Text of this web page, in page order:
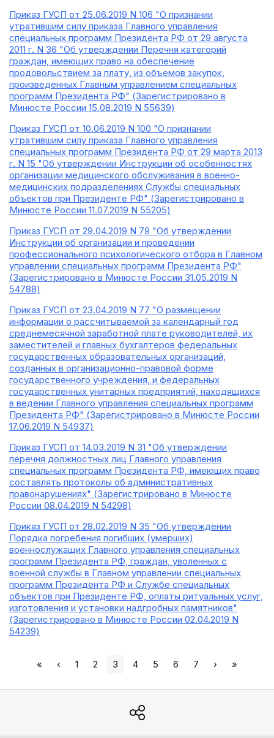
Приказ ГУСП от 25.06.2019 N 106 "О признании
утратившим силу приказа Главного управления
специальных программ Президента РФ от 29 августа
2011 г. N 36 "Об утверждении Перечня категорий
граждан, имеющих право на обеспечение
продовольствием за плату, из объемов закупок,
произведенных Главным управлением специальных
программ Президента РФ" (Зарегистрировано в
Минюсте России 15.08.2019 N 55639)
Приказ ГУСП от 10.06.2019 N 100 "О признании
утратившим силу приказа Главного управления
специальных программ Президента РФ от 29 марта 2013
г. N 15 "Об утверждении Инструкции об особенностях
организации медицинского обслуживания в военно-
медицинских подразделениях Службы специальных
объектов при Президенте РФ" (Зарегистрировано в
Минюсте России 11.07.2019 N 55205)
Приказ ГУСП от 29.04.2019 N 79 "Об утверждении
Инструкции об организации и проведении
профессионального психологического отбора в Главном
управлении специальных программ Президента РФ"
(Зарегистрировано в Минюсте России 31.05.2019 N
54788)
Приказ ГУСП от 23.04.2019 N 77 "О размещении
информации о рассчитываемой за календарный год
среднемесячной заработной плате руководителей, их
заместителей и главных бухгалтеров федеральных
государственных образовательных организаций,
созданных в организационно-правовой форме
государственного учреждения, и федеральных
государственных унитарных предприятий, находящихся
в ведении Главного управления специальных программ
Президента РФ" (Зарегистрировано в Минюсте России
17.06.2019 N 54937)
Приказ ГУСП от 14.03.2019 N 31 "Об утверждении
перечня должностных лиц Главного управления
специальных программ Президента РФ, имеющих право
составлять протоколы об административных
правонарушениях" (Зарегистрировано в Минюсте
России 08.04.2019 N 54298)
Приказ ГУСП от 28.02.2019 N 35 "Об утверждении
Порядка погребения погибших (умерших)
военнослужащих Главного управления специальных
программ Президента РФ, граждан, уволенных с
военной службы в Главном управлении специальных
программ Президента РФ и Службе специальных
объектов при Президенте РФ, оплаты ритуальных услуг,
изготовления и установки надгробных памятников"
(Зарегистрировано в Минюсте России 02.04.2019 N
54239)
« ‹ 1 2 3 4 5 6 7 › »